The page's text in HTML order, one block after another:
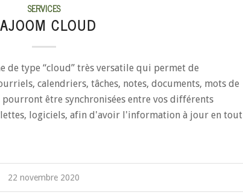
SERVICES
CLOUD
de type “cloud” très versatile qui permet de
calendriers, tâches, notes, documents, mots de
être synchronisées entre vos différents
logiciels, afin d'avoir l'information à jour en tout
22 novembre 2020